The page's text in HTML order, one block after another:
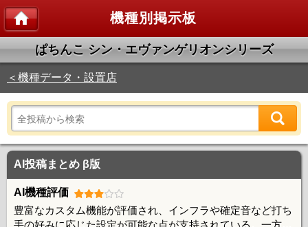
機種別掲示板
ぱちんこ シン・エヴァンゲリオンシリーズ
＜機種データ・設置店
AI投稿まとめ β版
AI機種評価
豊富なカスタム機能が評価され、インフラや確定音など打ち